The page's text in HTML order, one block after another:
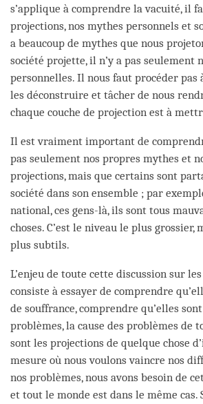
s’applique à comprendre la vacuité, il
projections, nos mythes personnels et
a beaucoup de mythes que nous
société projette, il n’y a pas seulement
personnelles. Il nous faut procéder pas
les déconstruire et tâcher de nous
chaque couche de projection est à
Il est vraiment important de
pas seulement nos propres mythes et
projections, mais que certains sont
société dans son ensemble ; par
national, ces gens-là, ils sont tous
choses. C’est le niveau le plus grossier,
plus subtils.
L’enjeu de toute cette discussion sur
consiste à essayer de comprendre
de souffrance, comprendre qu’elles
problèmes, la cause des problèmes de
sont les projections de quelque chose
mesure où nous voulons vaincre nos
nos problèmes, nous avons besoin de
et tout le monde est dans le même cas.